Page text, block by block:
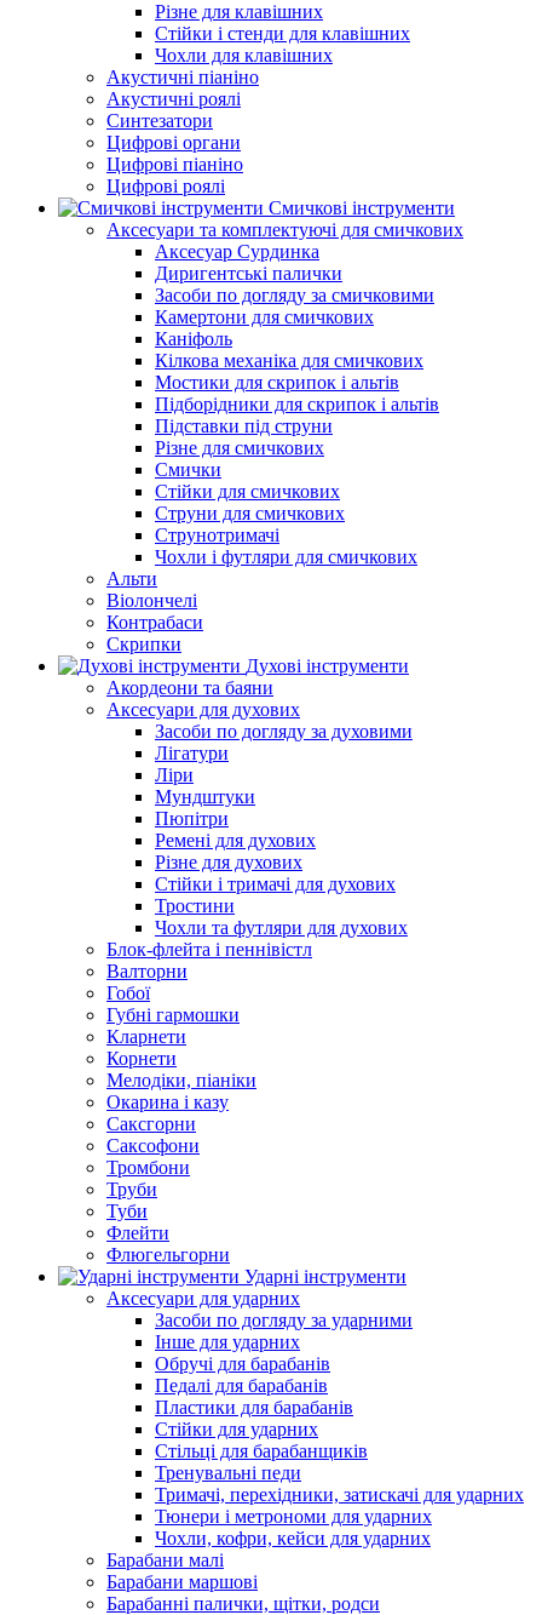
Різне для клавішних
Стійки і стенди для клавішних
Чохли для клавішних
Акустичні піаніно
Акустичні роялі
Синтезатори
Цифрові органи
Цифрові піаніно
Цифрові роялі
Смичкові інструменти
Аксесуари та комплектуючі для смичкових
Аксесуар Сурдинка
Диригентські палички
Засоби по догляду за смичковими
Камертони для смичкових
Каніфоль
Кілкова механіка для смичкових
Мостики для скрипок і альтів
Підборiдники для скрипок і альтів
Підставки під струни
Різне для смичкових
Смички
Стійки для смичкових
Струни для смичкових
Струнотримачі
Чохли і футляри для смичкових
Альти
Віолончелі
Контрабаси
Скрипки
Духові інструменти
Акордеони та баяни
Аксесуари для духових
Засоби по догляду за духовими
Лігатури
Ліри
Мундштуки
Пюпітри
Ремені для духових
Різне для духових
Стійки і тримачі для духових
Тростини
Чохли та футляри для духових
Блок-флейта і пеннівістл
Валторни
Гобої
Губні гармошки
Кларнети
Корнети
Мелодіки, піаніки
Окарина і казу
Саксгорни
Саксофони
Тромбони
Труби
Туби
Флейти
Флюгельгорни
Ударні інструменти
Аксесуари для ударних
Засоби по догляду за ударними
Інше для ударних
Обручі для барабанів
Педалі для барабанів
Пластики для барабанів
Стійки для ударних
Стільці для барабанщиків
Тренувальні педи
Тримачі, перехідники, затискачі для ударних
Тюнери і метрономи для ударних
Чохли, кофри, кейси для ударних
Барабани малі
Барабани маршові
Барабанні палички, щітки, родси